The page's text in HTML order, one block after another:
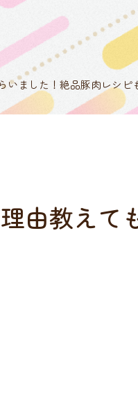
いました！絶品豚肉レシピ
由教えて